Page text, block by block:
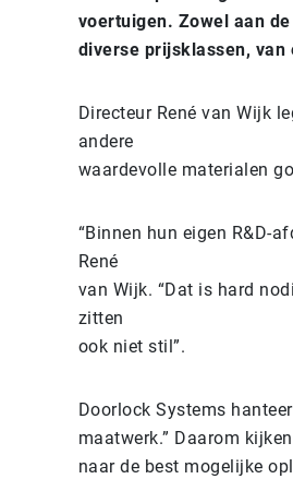
voertuigen. Zowel aan
diverse prijsklassen, van
Directeur René van Wijk
andere
waardevolle materialen
“Binnen hun eigen R&D-
René
van Wijk. “Dat is hard
zitten
ook niet stil”.
Doorlock Systems
maatwerk.” Daarom
naar de best mogelijke